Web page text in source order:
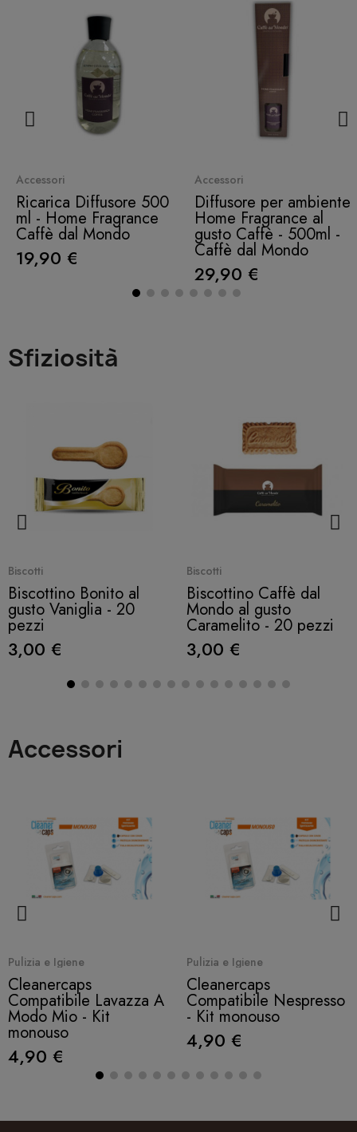
Accessori
Ricarica Diffusore 500
ml - Home Fragrance
Caffè dal Mondo
19,90 €
Accessori
Diffusore per ambiente
Home Fragrance al
gusto Caffè - 500ml -
Caffè dal Mondo
29,90 €
Sfiziosità
Biscotti
Biscottino Bonito al
gusto Vaniglia - 20
pezzi
3,00 €
Biscotti
Biscottino Caffè dal
Mondo al gusto
Caramelito - 20 pezzi
3,00 €
Accessori
Quick View
Pulizia e Igiene
Cleanercaps
Compatibile Lavazza A
Modo Mio - Kit
monouso
4,90 €
Quick View
Pulizia e Igiene
Cleanercaps
Compatibile Nespresso
- Kit monouso
4,90 €